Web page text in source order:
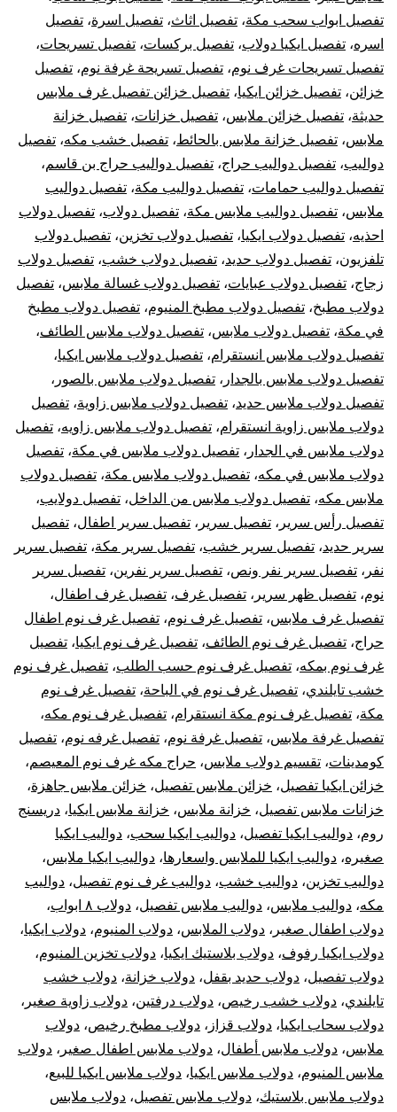
تفصيل ابواب سحب مكة، تفصيل اثاث، تفصيل اسرة، تفصيل
اسره، تفصيل ايكيا دولاب، تفصيل بركسات، تفصيل تسريحات،
تفصيل تسريحات غرف نوم، تفصيل تسريحة غرفة نوم، تفصيل
خزائن، تفصيل خزائن ايكيا، تفصيل خزائن تفصيل غرف ملابس
حديثة، تفصيل خزائن ملابس، تفصيل خزانات، تفصيل خزانة
ملابس، تفصيل خزانة ملابس بالحائط، تفصيل خشب مكه، تفصيل
دواليب، تفصيل دواليب حراج، تفصيل دواليب حراج بن قاسم،
تفصيل دواليب حمامات، تفصيل دواليب مكة، تفصيل دواليب
ملابس، تفصيل دواليب ملابس مكة، تفصيل دولاب، تفصيل دولاب
احذيه، تفصيل دولاب ايكيا، تفصيل دولاب تخزين، تفصيل دولاب
تلفزيون، تفصيل دولاب حديد، تفصيل دولاب خشب، تفصيل دولاب
زجاج، تفصيل دولاب عبايات، تفصيل دولاب غسالة ملابس، تفصيل
دولاب مطبخ، تفصيل دولاب مطبخ المنيوم، تفصيل دولاب مطبخ
في مكة، تفصيل دولاب ملابس، تفصيل دولاب ملابس الطائف،
تفصيل دولاب ملابس انستقرام، تفصيل دولاب ملابس ايكيا،
تفصيل دولاب ملابس بالجدار ، تفصيل دولاب ملابس بالصور ،
تفصيل دولاب ملابس حديد، تفصيل دولاب ملابس زاوية، تفصيل
دولاب ملابس زاوية انستقرام، تفصيل دولاب ملابس زاويه، تفصيل
دولاب ملابس في الجدار ، تفصيل دولاب ملابس في مكة، تفصيل
دولاب ملابس في مكه، تفصيل دولاب ملابس مكة، تفصيل دولاب
ملابس مكه، تفصيل دولاب ملابس من الداخل، تفصيل دولايب،
تفصيل رأس سرير ، تفصيل سرير ، تفصيل سرير اطفال، تفصيل
سرير حديد، تفصيل سرير خشب، تفصيل سرير مكة، تفصيل سرير
نفر ، تفصيل سرير نفر ونص، تفصيل سرير نفرين، تفصيل سرير
نوم، تفصيل ظهر سرير ، تفصيل غرف، تفصيل غرف اطفال،
تفصيل غرف ملابس، تفصيل غرف نوم، تفصيل غرف نوم اطفال
حراج، تفصيل غرف نوم الطائف، تفصيل غرف نوم ايكيا، تفصيل
غرف نوم بمكه، تفصيل غرف نوم حسب الطلب، تفصيل غرف نوم
خشب تايلندي، تفصيل غرف نوم في الباحة، تفصيل غرف نوم
مكة، تفصيل غرف نوم مكة انستقرام، تفصيل غرف نوم مكه،
تفصيل غرفة ملابس، تفصيل غرفة نوم، تفصيل غرفه نوم، تفصيل
كومدينات، تقسيم دولاب ملابس، حراج مكه غرف نوم المعيصم،
خزائن ايكيا تفصيل، خزائن ملابس تفصيل، خزائن ملابس جاهزة،
خزانات ملابس تفصيل، خزانة ملابس، خزانة ملابس ايكيا، دريسنج
روم، دواليب ايكيا تفصيل، دواليب ايكيا سحب، دواليب ايكيا
صغيره، دواليب ايكيا للملابس واسعارها، دواليب ايكيا ملابس،
دواليب تخزين، دواليب خشب، دواليب غرف نوم تفصيل، دواليب
مكه، دواليب ملابس، دواليب ملابس تفصيل، دولاب ٨ ابواب
،
دولاب اطفال صغير ، دولاب الملابس، دولاب المنيوم، دولاب ايكيا،
دولاب ايكيا رفوف، دولاب بلاستيك ايكيا، دولاب تخزين المنيوم،
دولاب تفصيل، دولاب حديد بقفل، دولاب خزانة، دولاب خشب
تايلندي، دولاب خشب رخيص، دولاب درفتين، دولاب زاوية صغير ،
دولاب سحاب ايكيا، دولاب قزاز ، دولاب مطبخ رخيص، دولاب
ملابس، دولاب ملابس أطفال، دولاب ملابس اطفال صغير ، دولاب
ملابس المنيوم، دولاب ملابس ايكيا، دولاب ملابس ايكيا للبيع،
دولاب ملابس بلاستيك، دولاب ملابس تفصيل، دولاب ملابس